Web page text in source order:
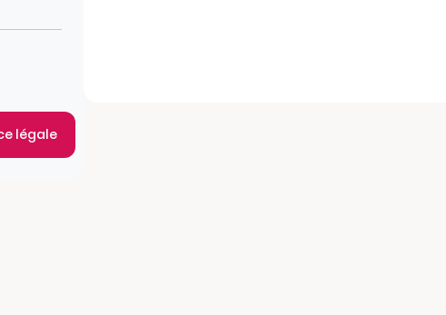
légale